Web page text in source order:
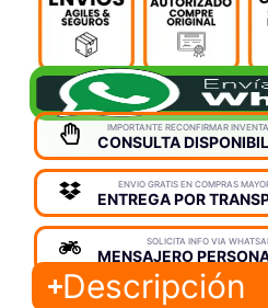
IMPORTANTE RECONFIRMAR
CONSULTA
ENVIO GRATIS EN COMPRAS
ENTREGA POR
SOLICITA INFO VIA
MENSAJERO
Descripción